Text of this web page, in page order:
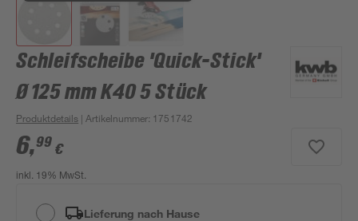
Schleifscheibe 'Quick-Stick'
Ø 125 mm K40 5 Stück
Produktdetails | Artikelnummer: 1751742
6,99 €
inkl. 19% MwSt.
Lieferung nach Hause